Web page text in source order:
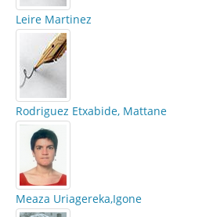
Leire Martinez
Rodriguez Etxabide, Mattane
Meaza Uriagereka,Igone